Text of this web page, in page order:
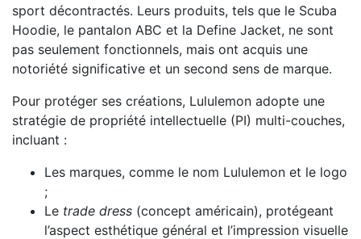
sport décontractés. Leurs produits, tels que le Scuba
Hoodie, le pantalon ABC et la Define Jacket, ne sont
pas seulement fonctionnels, mais ont acquis une
notoriété significative et un second sens de marque.
Pour protéger ses créations, Lululemon adopte une
stratégie de propriété intellectuelle (PI) multi-couches,
incluant :
Les marques, comme le nom Lululemon et le logo
;
Le trade dress (concept américain), protégeant
l’aspect esthétique général et l’impression visuelle